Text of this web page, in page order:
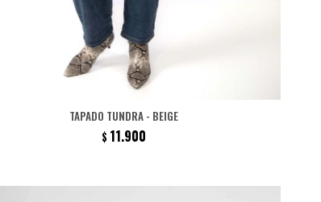
TAPADO TUNDRA - BEIGE
$ 11.900